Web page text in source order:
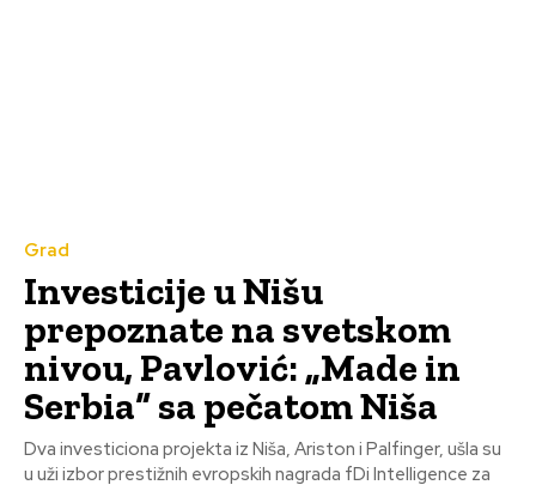
Grad
Investicije u Nišu
prepoznate na svetskom
nivou, Pavlović: „Made in
Serbia“ sa pečatom Niša
Dva investiciona projekta iz Niša, Ariston i Palfinger, ušla su
u uži izbor prestižnih evropskih nagrada fDi Intelligence za